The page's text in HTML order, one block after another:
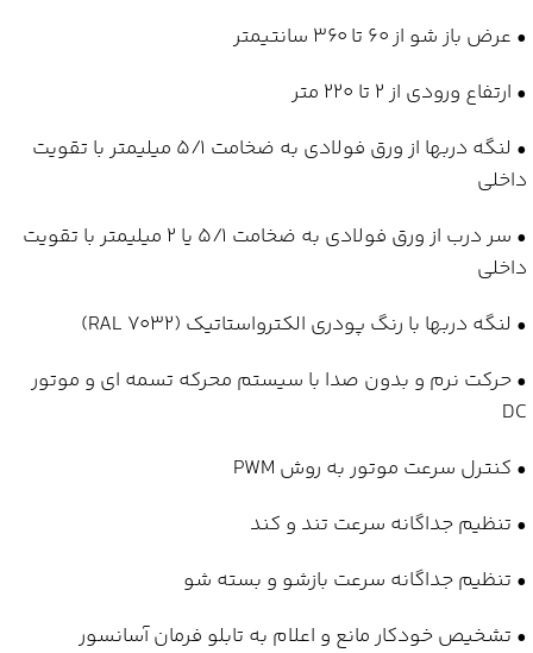
• عرض باز شو از 60 تا 360 سانتیمتر
• ارتفاع ورودی از 2 تا 220 متر
• لنگه دربها از ورق فولادی به ضخامت 5/1 میلیمتر با تقویت
داخلی
• سر درب از ورق فولادی به ضخامت 5/1 یا 2 میلیمتر با تقویت
داخلی
• لنگه دربها با رنگ پودری الکترواستاتیک (RAL 7032)
• حرکت نرم و بدون صدا با سیستم محرکه تسمه ای و موتور
DC
• کنترل سرعت موتور به روش PWM
• تنظیم جداگانه سرعت تند و کند
• تنظیم جداگانه سرعت بازشو و بسته شو
• تشخیص خودکار مانع و اعلام به تابلو فرمان آسانسور